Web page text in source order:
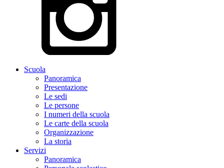
Scuola
Panoramica
Presentazione
Le sedi
Le persone
I numeri della scuola
Le carte della scuola
Organizzazione
La storia
Servizi
Panoramica